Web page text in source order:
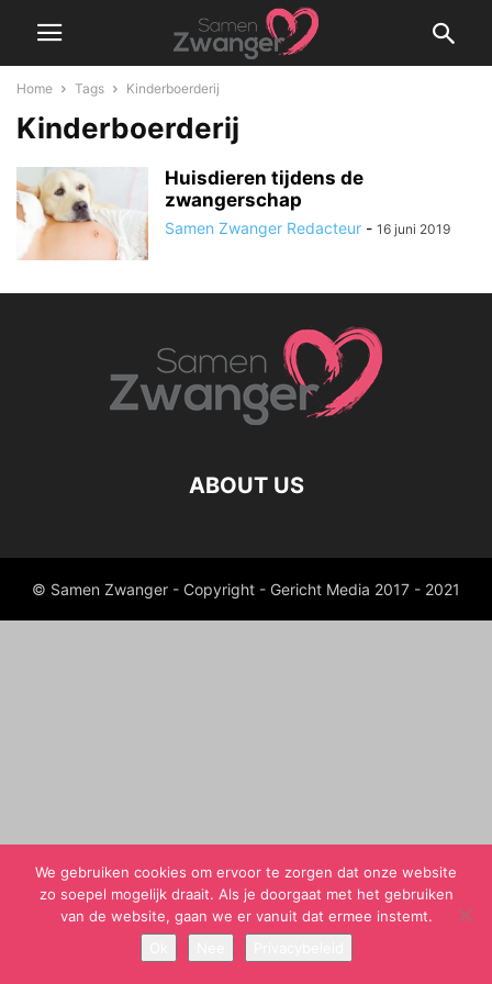
Home Tags Kinderboerderij
Kinderboerderij
Huisdieren tijdens de
zwangerschap
Samen Zwanger Redacteur - 16 juni 2019
ABOUT US
© Samen Zwanger - Copyright - Gericht Media 2017 - 2021
We gebruiken cookies om ervoor te zorgen dat onze website
zo soepel mogelijk draait. Als je doorgaat met het gebruiken
van de website, gaan we er vanuit dat ermee instemt.